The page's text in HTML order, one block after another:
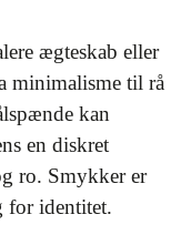
ægteskab eller
minimalisme til rå
kan
en diskret
ro. Smykker er
for identitet.